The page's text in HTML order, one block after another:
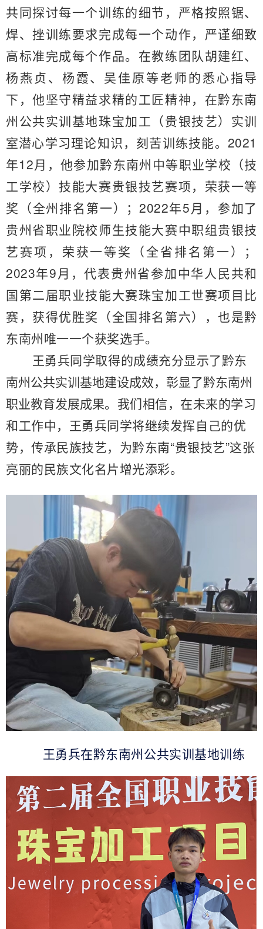
共同探讨每一个训练的细节，严格按照锯、
焊、挫训练要求完成每一个动作，严谨细致
高标准完成每个作品。在教练团队胡建红、
杨燕贞、杨霞、吴佳原等老师的悉心指导
下，他坚守精益求精的工匠精神，在黔东南
州公共实训基地珠宝加工 （贵银技艺） 实训
室潜心学习理论知识，刻苦训练技能。 2021
年12月，他参加黔东南州中等职业学校（技
工学校）技能大赛贵银技艺赛项，荣获一等
奖（全州排名第一）；2022年5月，参加了
贵州省职业院校师生技能大赛中职组贵银技
艺赛项，荣获一等奖（全省排名第一）；
2023年9月，代表贵州省参加中华人民共和
国第二届职业技能大赛珠宝加工世赛项目比
赛，获得优胜奖（全国排名第六）
，也是黔
东南州唯一一个获奖选手。
王勇兵同学取得的成绩充分显示了黔东
南州公共实训基地建设成效，彰显了黔东南州
职业教育发展成果。我们相信，在未来的学习
和工作中，王勇兵同学将继续发挥自己的优
势，传承民族技艺， 为黔东南“贵银技艺”这张
亮丽的民族文化名片增光添彩。
王勇兵在黔东南州公共实训基地训练